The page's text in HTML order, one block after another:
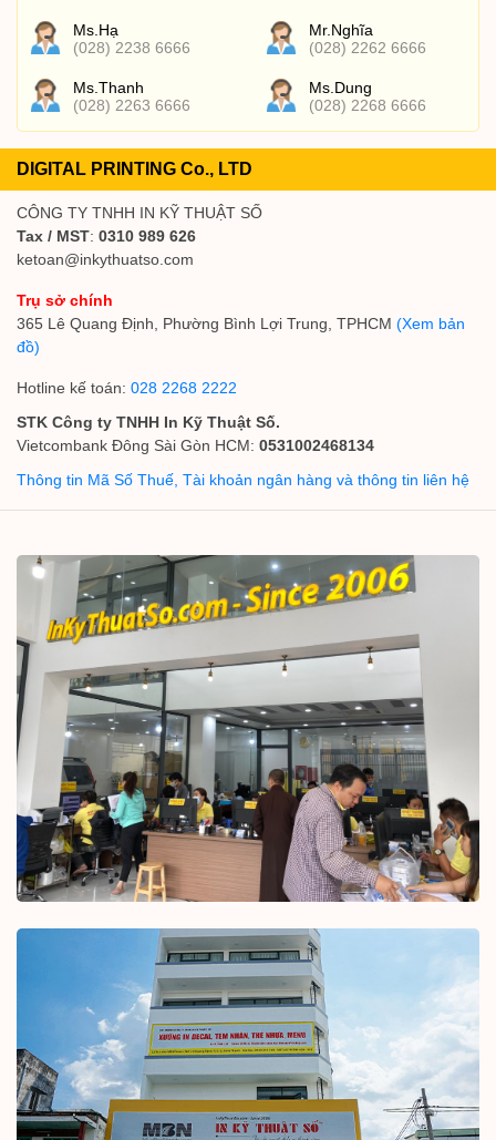
Ms.Hạ
(028) 2238 6666
Mr.Nghĩa
(028) 2262 6666
Ms.Thanh
(028) 2263 6666
Ms.Dung
(028) 2268 6666
DIGITAL PRINTING Co., LTD
CÔNG TY TNHH IN KỸ THUẬT SỐ
Tax / MST: 0310 989 626
ketoan@inkythuatso.com
Trụ sở chính
365 Lê Quang Định, Phường Bình Lợi Trung, TPHCM (Xem bản
đồ)
Hotline kế toán: 028 2268 2222
STK Công ty TNHH In Kỹ Thuật Số.
Vietcombank Đông Sài Gòn HCM: 0531002468134
Thông tin Mã Số Thuế, Tài khoản ngân hàng và thông tin liên hệ